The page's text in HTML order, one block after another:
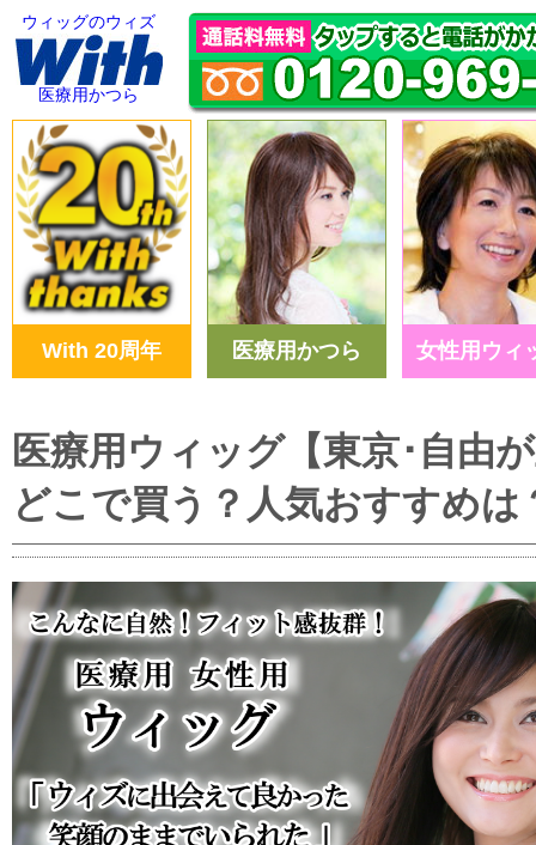
ウィッグのウィズ
医療用かつら
With 20周年 医療用かつら 女性用ウィ
医療用ウィッグ【東京･自由
どこで買う？人気おすすめは